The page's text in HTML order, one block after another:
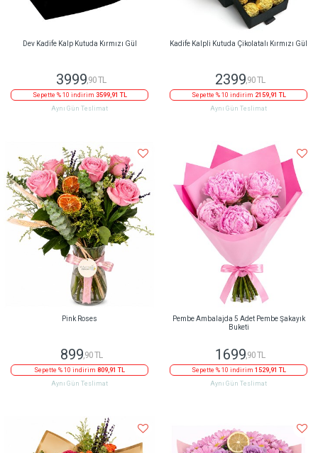
Dev Kadife Kalp Kutuda Kırmızı Gül
3999,90 TL
Sepette % 10 indirim 3599,91 TL
Aynı Gün Teslimat
Kadife Kalpli Kutuda Çikolatalı Kırmızı Gül
2399,90 TL
Sepette % 10 indirim 2159,91 TL
Aynı Gün Teslimat
Pink Roses
899,90 TL
Sepette % 10 indirim 809,91 TL
Aynı Gün Teslimat
Pembe Ambalajda 5 Adet Pembe Şakayık
Buketi
1699,90 TL
Sepette % 10 indirim 1529,91 TL
Aynı Gün Teslimat